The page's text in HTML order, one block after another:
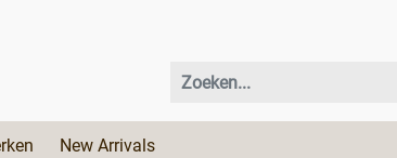
New Arrivals